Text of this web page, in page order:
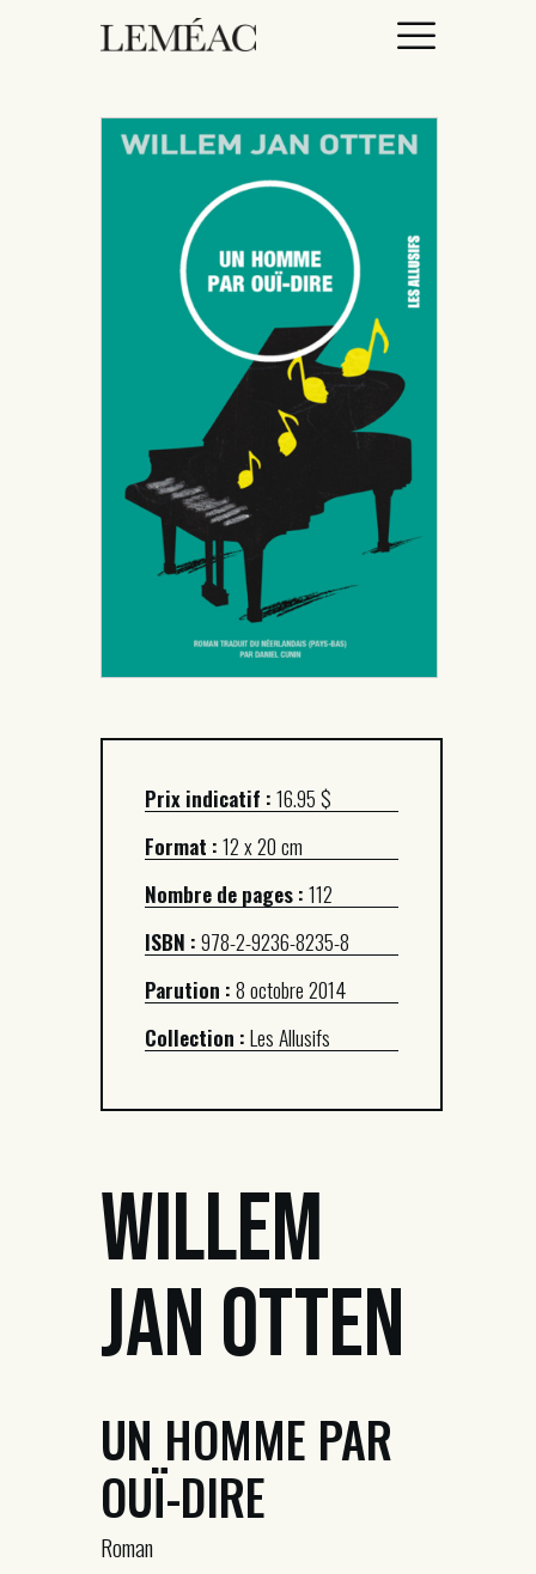
ACCUEIL
CATALOGUE
AUTEURICES
DROITS / RIGHTS
À PROPOS
Prix indicatif :16.95 $
Format :12 x 20 cm
Nombre de pages :112
ISBN :978-2-9236-8235-8
Parution :8 octobre 2014
Collection :Les Allusifs
Willem
Jan Otten
UN HOMME PAR
OUÏ-DIRE
Roman